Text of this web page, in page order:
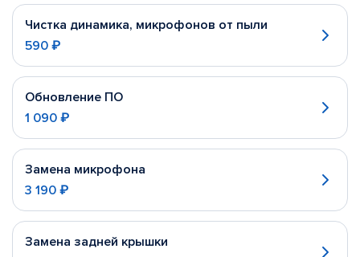
Чистка динамика, микрофонов от пыли
590 ₽
Обновление ПО
1 090 ₽
Замена микрофона
3 190 ₽
Замена задней крышки